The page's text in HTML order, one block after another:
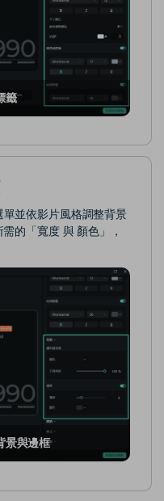
籤
並依影片風格調整背景
的「寬度 與 顏色」，
景與邊框